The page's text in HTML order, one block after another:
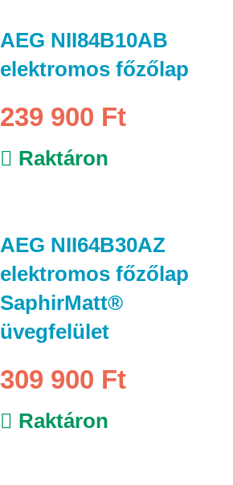
AEG NII84B10AB
elektromos főzőlap
239 900 Ft
Raktáron
AEG NII64B30AZ
elektromos főzőlap
SaphirMatt®
üvegfelület
309 900 Ft
Raktáron